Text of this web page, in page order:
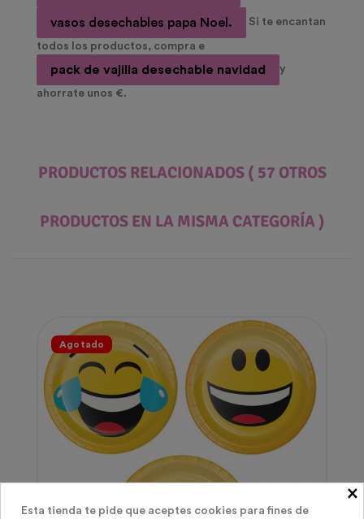
vasos desechables papa Noel. Si te encantan
todos los productos, compra e
pack de vajilla desechable navidad y
ahorrate unos €.
PRODUCTOS RELACIONADOS ( 57 OTROS
PRODUCTOS EN LA MISMA CATEGORÍA )
Agotado
×
Esta tienda te pide que aceptes cookies para fines de